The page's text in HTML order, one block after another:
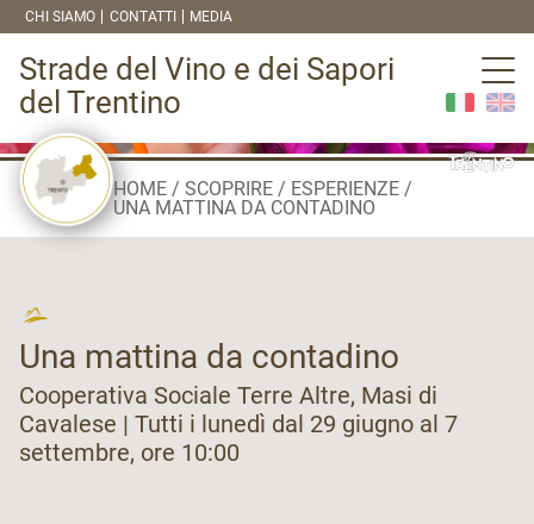
CHI SIAMO CONTATTI MEDIA
Strade del Vino e dei Sapori
del Trentino
HOME SCOPRIRE
ESPERIENZE
UNA MATTINA DA CONTADINO
Una mattina da contadino
Cooperativa Sociale Terre Altre, Masi di
Cavalese | Tutti i lunedì dal 29 giugno al 7
settembre, ore 10:00